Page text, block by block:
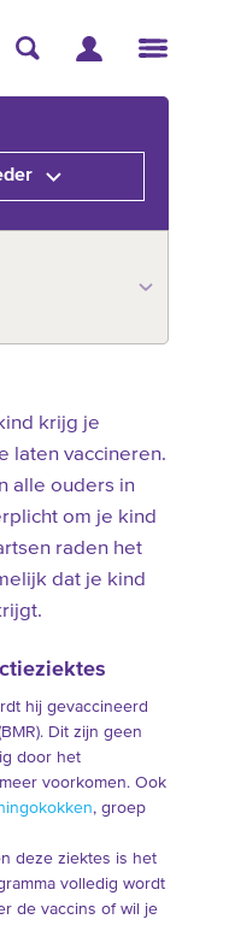
krijg je
laten vaccineren.
alle ouders in
om je kind
raden het
dat je kind
hij gevaccineerd
Dit zijn geen
door het
voorkomen. Ook
, groep
deze ziektes is het
volledig wordt
de vaccins of wil je